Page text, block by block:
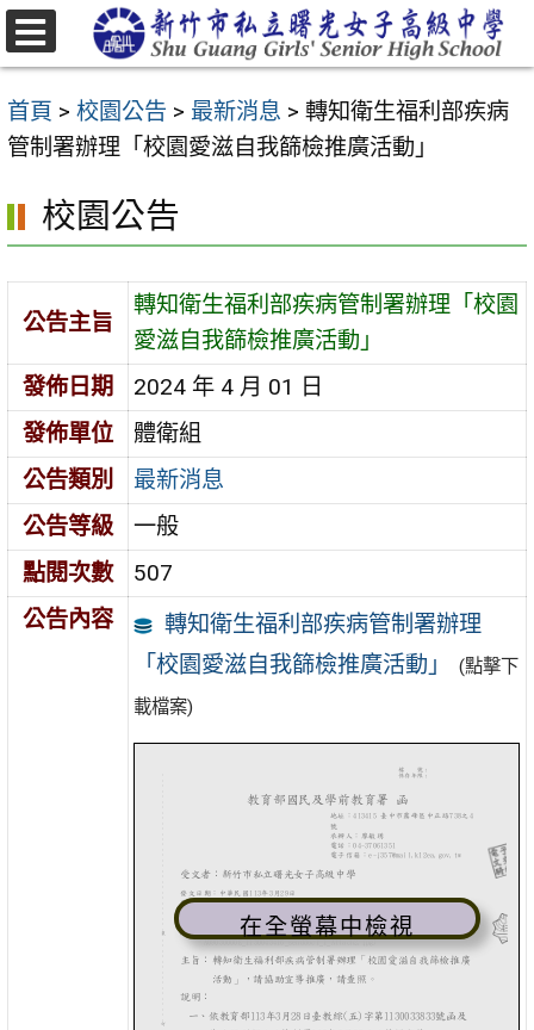
跳
至
要
內
區
首頁 > 校園公告 > 最新消息 > 轉知衛生福利部疾病
管制署辦理「校園愛滋自我篩檢推廣活動」
校園公告
公告主旨
轉知衛生福利部疾病管制署辦理「校園
愛滋自我篩檢推廣活動」
發佈日期
2024 年 4 月 01 日
發佈單位
體衛組
公告類別
最新消息
公告等級
一般
點閱次數
507
公告內容
轉知衛生福利部疾病管制署辦理
「校園愛滋自我篩檢推廣活動」
(點擊下
載檔案)
在全螢幕中檢視
選
單